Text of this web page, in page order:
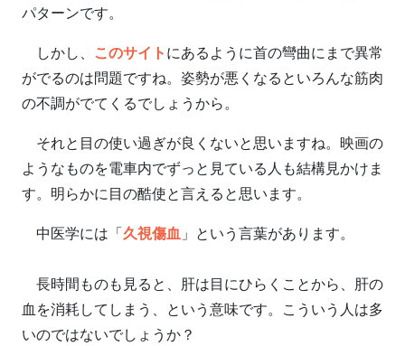
パターンです。
しかし、 このサイトにあるように首の彎曲にまで異常
がでるのは問題ですね。姿勢が悪くなるといろんな筋肉
の不調がでてくるでしょうから。
それと目の使い過ぎが良くないと思いますね。映画の
ようなものを電車内でずっと見ている人も結構見かけま
す。明らかに目の酷使と言えると思います。
中医学には「久視傷血 」という言葉があります。
長時間ものも見ると、肝は目にひらくことから、肝の
血を消耗してしまう、という意味です。こういう人は多
いのではないでしょうか？